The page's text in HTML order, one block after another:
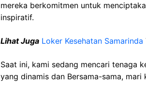
mereka berkomitmen untuk
inspiratif.
Lihat Juga Loker Kesehatan Samarinda
Saat ini, kami sedang mencari tenaga
yang dinamis dan Bersama-sama,